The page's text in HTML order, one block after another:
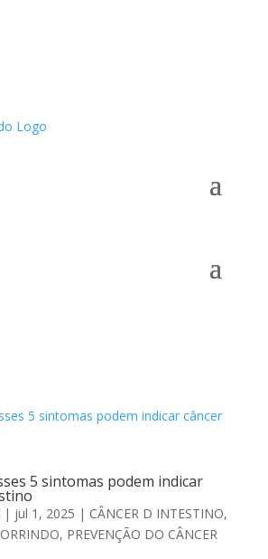
5 sintomas podem indicar
| jul 1, 2025 | CÂNCER D INTESTINO,
, PREVENÇÃO DO CÂNCER